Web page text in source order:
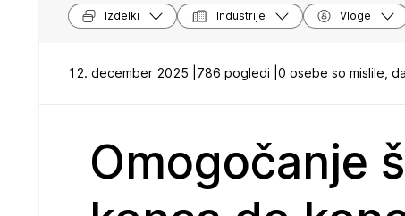
Izdelki Industrije Vloge
12. december 2025 | 786 pogledi | 0 osebe so mislile,
Omogočanje